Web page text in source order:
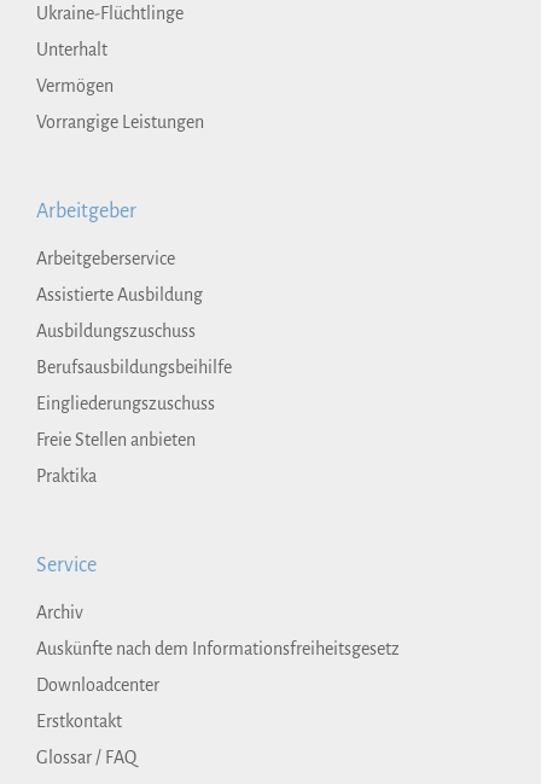
Ukraine-Flüchtlinge
Unterhalt
Vermögen
Vorrangige Leistungen
Arbeitgeber
Arbeitgeberservice
Assistierte Ausbildung
Ausbildungszuschuss
Berufsausbildungsbeihilfe
Eingliederungszuschuss
Freie Stellen anbieten
Praktika
Service
Archiv
Auskünfte nach dem Informationsfreiheitsgesetz
Downloadcenter
Erstkontakt
Glossar / FAQ